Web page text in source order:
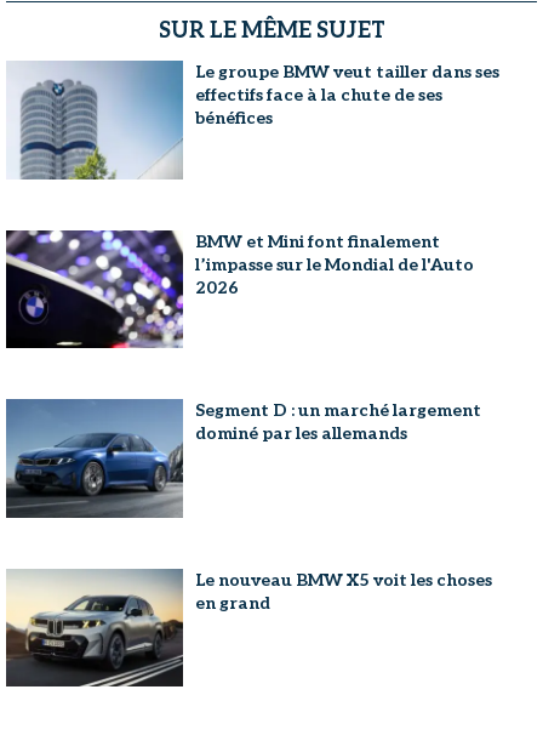
SUR LE MÊME SUJET
Le groupe BMW veut tailler dans ses
effectifs face à la chute de ses
bénéfices
BMW et Mini font finalement
l’impasse sur le Mondial de l'Auto
2026
Segment D : un marché largement
dominé par les allemands
Le nouveau BMW X5 voit les choses
en grand